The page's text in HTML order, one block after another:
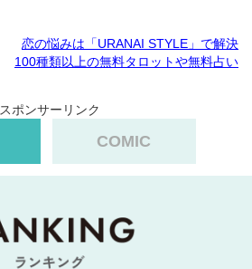
恋の悩みは「URANAI STYLE」で解決
100種類以上の無料タロットや無料占い
スポンサーリンク
COMIC